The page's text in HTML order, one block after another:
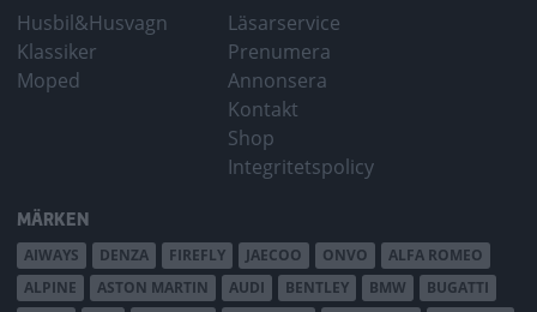
Husbil&Husvagn
Klassiker
Moped
Läsarservice
Prenumera
Annonsera
Kontakt
Shop
Integritetspolicy
MÄRKEN
AIWAYS DENZA FIREFLY JAECOO ONVO
ALFA ROMEO
ALPINE
ASTON MARTIN AUDI BENTLEY BMW
BUGATTI